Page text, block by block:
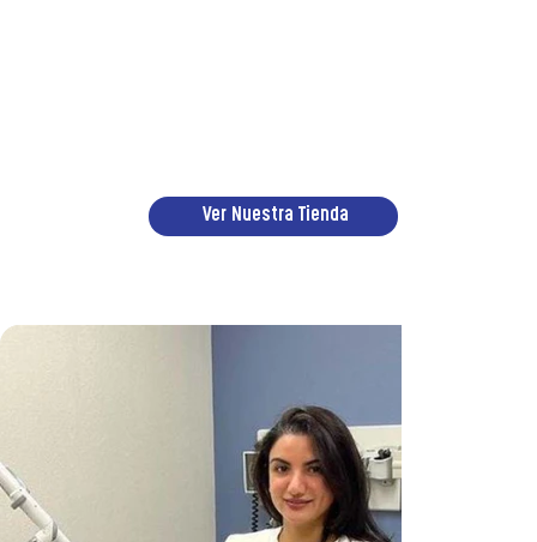
Ver Nuestra Tienda